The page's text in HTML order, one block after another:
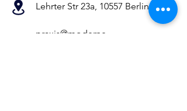
Lehrter Str 23a, 10557 Berlin
praxis@moderne-